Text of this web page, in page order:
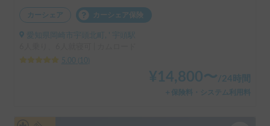
カーシェア カーシェア保険
愛知県岡崎市宇頭北町, ' 宇頭駅
5.00
¥ 14,800〜 /24時間
＋保険料・システム利用料